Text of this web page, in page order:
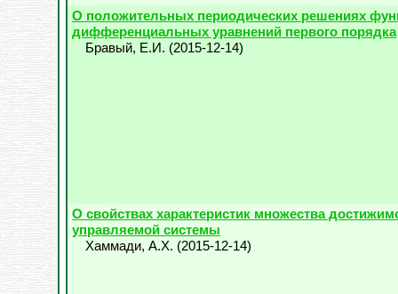
О положительных периодических решениях
дифференциальных уравнений первого порядка
Бравый, Е.И. (2015-12-14)
О свойствах характеристик множества
управляемой системы
Хаммади, А.Х. (2015-12-14)